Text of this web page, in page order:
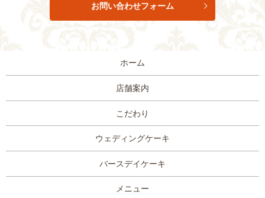
お問い合わせフォーム
ホーム
店舗案内
こだわり
ウェディングケーキ
バースデイケーキ
メニュー